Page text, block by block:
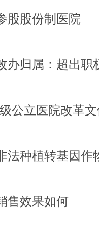
股股份制医院
办归属：超出职
公立医院改革
法种植转基因作
售效果如何